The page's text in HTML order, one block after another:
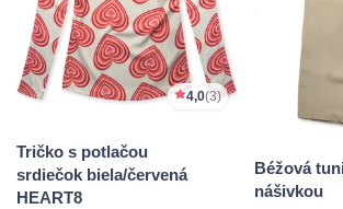
4,0(3)
Tričko s potlačou
srdiečok biela/červená
HEART8
Béžová
nášivkou